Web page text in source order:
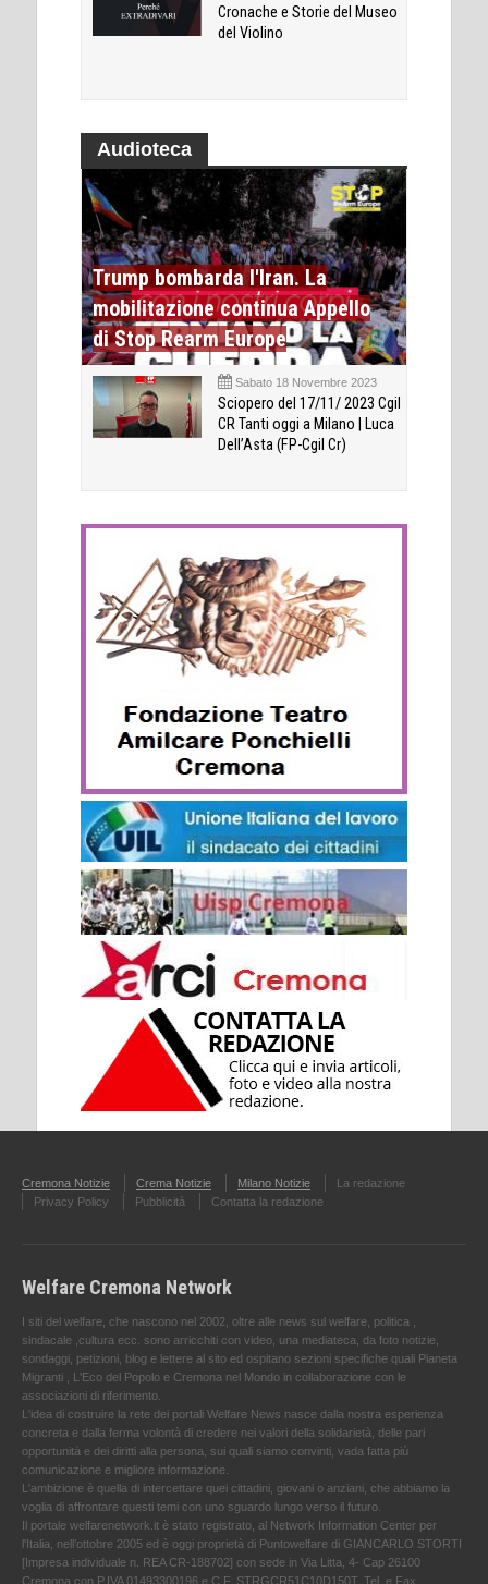
Cronache e Storie del Museo
del Violino
Audioteca
Trump bombarda l'Iran. La
mobilitazione continua Appello
di Stop Rearm Europe
Sabato 18 Novembre 2023
Sciopero del 17/11/ 2023 Cgil
CR Tanti oggi a Milano | Luca
Dell’Asta (FP-Cgil Cr)
Cremona Notizie Crema Notizie Milano Notizie
La redazione
Privacy Policy
Pubblicità Contatta la redazione
Welfare Cremona Network
I siti del welfare, che nascono nel 2002, oltre alle news sul welfare, politica ,
sindacale ,cultura ecc. sono arricchiti con video, una mediateca, da foto notizie,
sondaggi, petizioni, blog e lettere al sito ed ospitano sezioni specifiche quali Pianeta
Migranti , L'Eco del Popolo e Cremona nel Mondo in collaborazione con le
associazioni di riferimento.
L'idea di costruire la rete dei portali Welfare News nasce dalla nostra esperienza
concreta e dalla ferma volontà di credere nei valori della solidarietà, delle pari
opportunità e dei diritti alla persona, sui quali siamo convinti, vada fatta più
comunicazione e migliore informazione.
L'ambizione è quella di intercettare quei cittadini, giovani o anziani, che abbiamo la
voglia di affrontare questi temi con uno sguardo lungo verso il futuro.
Il portale welfarenetwork.it è stato registrato, al Network Information Center per
l'Italia, nell’ottobre 2005 ed è oggi proprietà di Puntowelfare di GIANCARLO STORTI
[Impresa individuale n. REA CR-188702] con sede in Via Litta, 4- Cap 26100
Cremona con P.IVA 01493300196 e C.F. STRGCR51C10D150T. Tel. e Fax